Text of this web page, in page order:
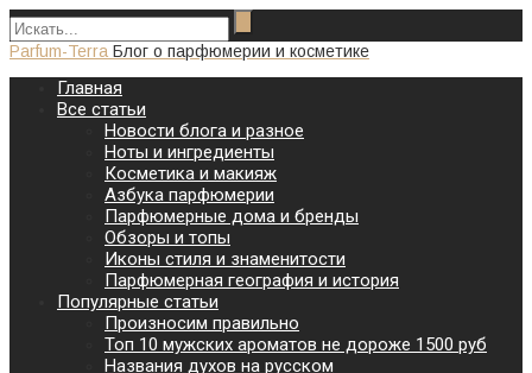
Parfum-Terra Блог о парфюмерии и косметике
Главная
Все статьи
Новости блога и разное
Ноты и ингредиенты
Косметика и макияж
Азбука парфюмерии
Парфюмерные дома и бренды
Обзоры и топы
Иконы стиля и знаменитости
Парфюмерная география и история
Популярные статьи
Произносим правильно
Топ 10 мужских ароматов не дороже 1500 руб
Названия духов на русском